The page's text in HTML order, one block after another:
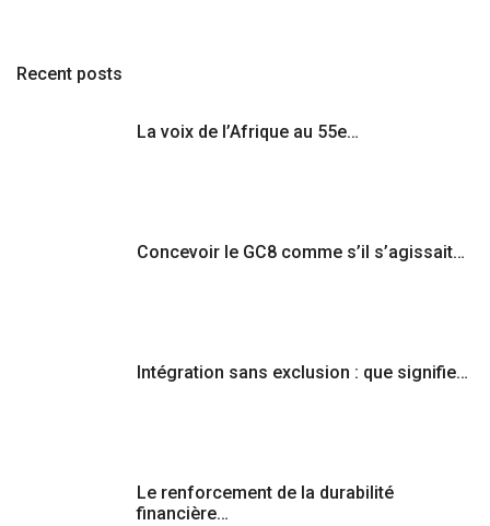
Recent posts
La voix de l’Afrique au 55e…
Concevoir le GC8 comme s’il s’agissait…
Intégration sans exclusion : que signifie…
Le renforcement de la durabilité
financière…